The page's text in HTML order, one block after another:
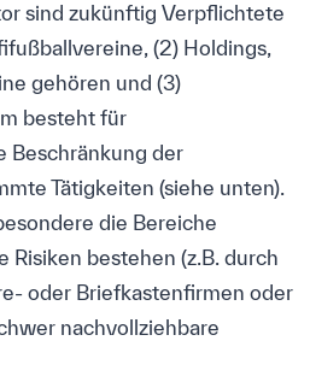
sind zukünftig Verpflichtete
(2) Holdings,
gehören und (3)
besteht für
Beschränkung der
Tätigkeiten (siehe unten).
die Bereiche
Risiken bestehen (z.B. durch
oder Briefkastenfirmen oder
nachvollziehbare